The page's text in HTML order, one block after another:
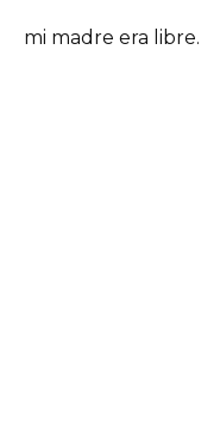
mi madre era libre.